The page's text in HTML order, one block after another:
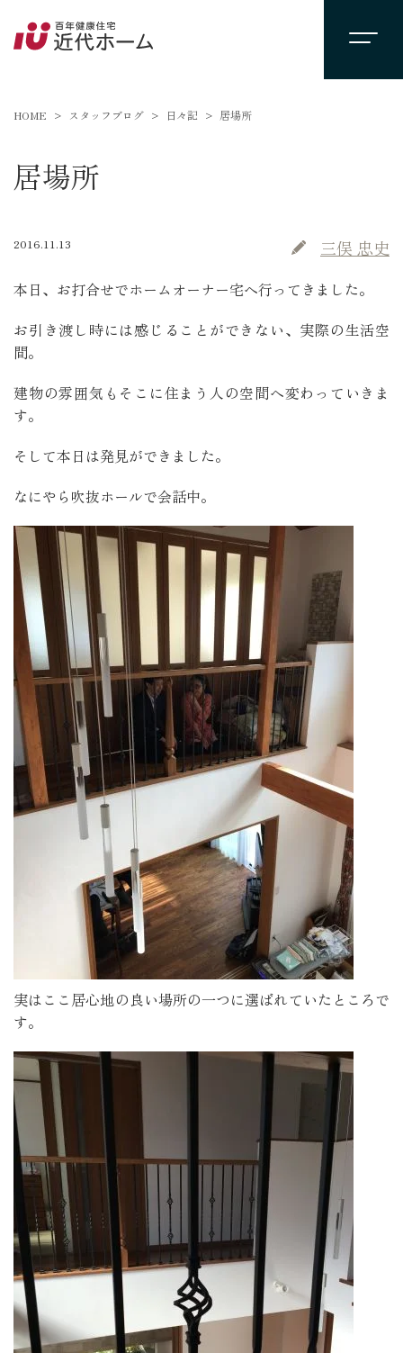
HOME スタッフブログ 日々記 居場所
居場所
2016.11.13 三俣 忠史
本日、お打合せでホームオーナー宅へ行ってきました。
お引き渡し時には感じることができない、実際の生活空
間。
建物の雰囲気もそこに住まう人の空間へ変わっていきま
す。
そして本日は発見ができました。
なにやら吹抜ホールで会話中。
実はここ居心地の良い場所の一つに選ばれていたところで
す。